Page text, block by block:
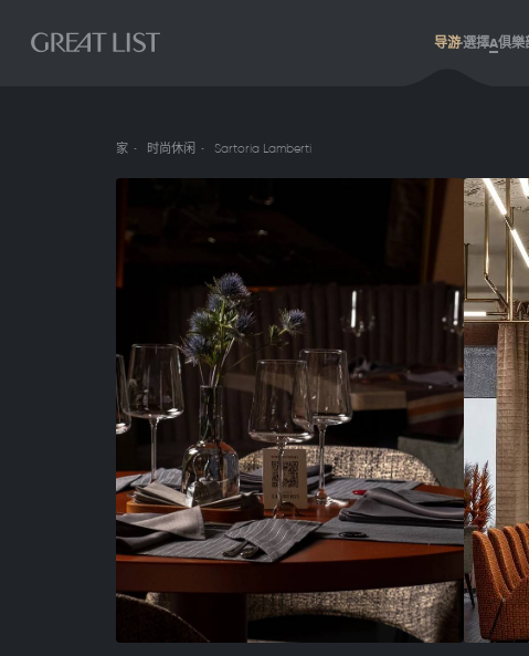
导游選擇A俱樂
家 时尚休闲 Sartoria Lamberti